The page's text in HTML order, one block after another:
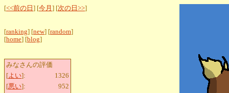
[<<前の日 ] [今月 ] [次の日>>]
[ranking] [new] [random]
[home] [blog]
みなさんの評価
[よい]:
1326
[悪い]:
952